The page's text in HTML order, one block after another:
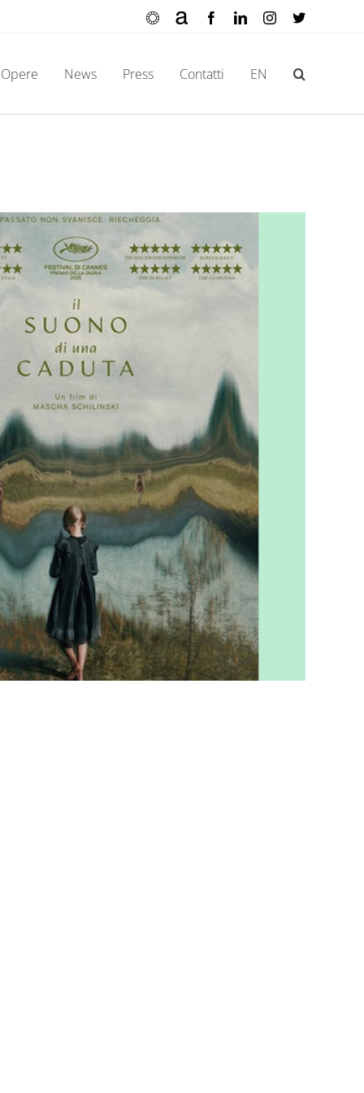
OculaArtnet FacebookLinkedInInstagram
X
Opere News Press Contatti EN